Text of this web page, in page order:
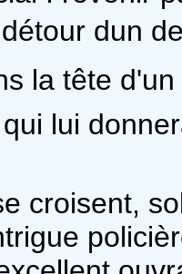
dun
la tête
lui
croisent,